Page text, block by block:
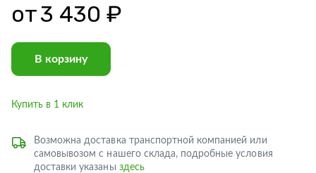
от3 430 ₽
В корзину
Купить в 1 клик
Возможна доставка транспортной компанией или
самовывозом с нашего склада, подробные условия
доставки указаны здесь